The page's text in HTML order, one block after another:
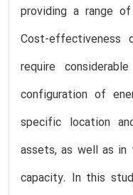
providing a range
Cost-
require
configuration of
specific location
assets, as well as
capacity. In this